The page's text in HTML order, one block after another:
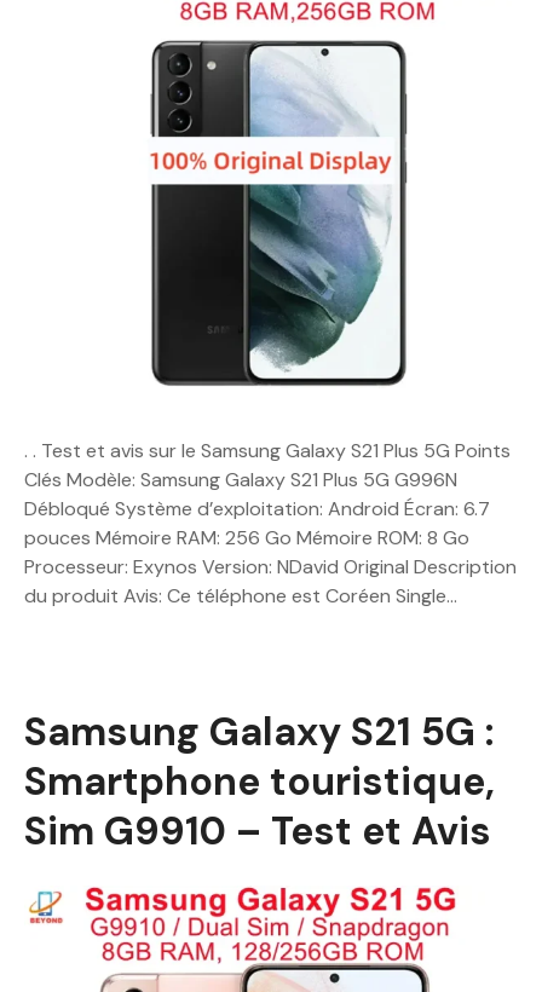
. . Test et avis sur le Samsung Galaxy S21 Plus 5G Points
Clés Modèle: Samsung Galaxy S21 Plus 5G G996N
Débloqué Système d’exploitation: Android Écran: 6.7
pouces Mémoire RAM: 256 Go Mémoire ROM: 8 Go
Processeur: Exynos Version: NDavid Original Description
du produit Avis: Ce téléphone est Coréen Single…
Samsung Galaxy S21 5G :
Smartphone touristique,
Sim G9910 – Test et Avis